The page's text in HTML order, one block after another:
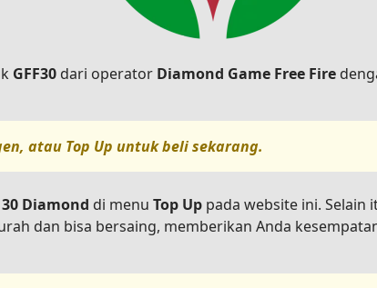
GFF30 dari operator Diamond Game Free Fire
atau Top Up untuk beli sekarang.
Diamond di menu Top Up pada website ini. Selain
dan bisa bersaing, memberikan Anda